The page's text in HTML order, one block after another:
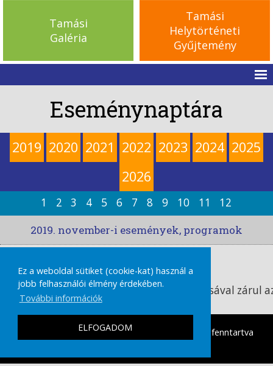
Ez a weboldal sütiket (cookie-kat) használ a
jobb felhasználói élmény érdekében.
További információk
ELFOGADOM
Tamási
Galéria
Tamási
Helytörténeti
Gyűjtemény
Eseménynaptára
2019 2020 2021 2022 2023 2024 2025
2026
1 2 3 4 5 6 7 8 9 10 11
12
2019. november-i események, programok
2019 11. 20., szerda
A „Foltkovácsok” foltvarró csoport kiállításával zárul
tamasikultura.huCopyright © 2026 Minden Jog fenntartva